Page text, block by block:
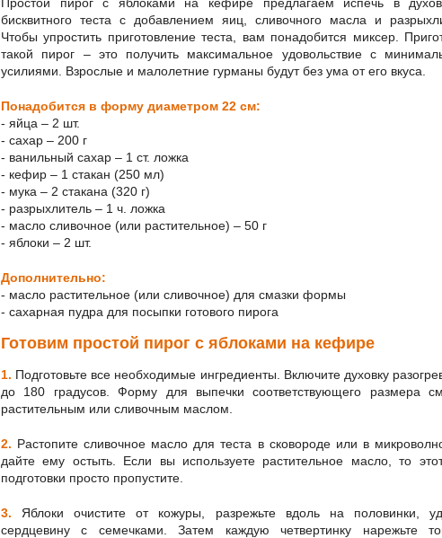
бисквитного теста с добавлением яиц, сливочного масла и
Чтобы упростить приготовление теста, вам понадобится миксер.
такой пирог – это получить максимальное удовольствие с
усилиями. Взрослые и малолетние гурманы будут без ума от его вкуса.
Понадобится в форму диаметром 22 см:
- яйца – 2 шт.
- сахар – 200 г
- ванильный сахар – 1 ст. ложка
- кефир – 1 стакан (250 мл)
- мука – 2 стакана (320 г)
- разрыхлитель – 1 ч. ложка
- масло сливочное (или растительное) – 50 г
- яблоки – 2 шт.
Дополнительно:
- масло растительное (или сливочное) для смазки формы
- сахарная пудра для посыпки готового пирога
Готовим простой пирог с яблоками на кефире
1. Подготовьте все необходимые ингредиенты. Включите духовку
до 180 градусов. Форму для выпечки соответствующего размера
растительным или сливочным маслом.
2. Растопите сливочное масло для теста в сковороде или в
дайте ему остыть. Если вы используете растительное масло, то
подготовки просто пропустите.
3.
Яблоки очистите от кожуры, разрежьте вдоль на половинки,
сердцевину с семечками. Затем каждую четвертинку нарежьте